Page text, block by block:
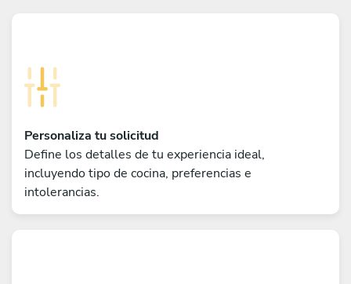
Personaliza tu solicitud
Define los detalles de tu experiencia ideal,
incluyendo tipo de cocina, preferencias e
intolerancias.